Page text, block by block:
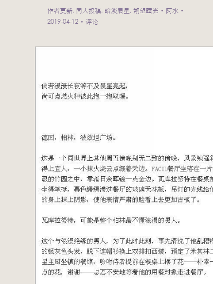
作者更新, 同人投稿, 暗淡晨星, 朔望曙光
阿水
2019-04-12
评论